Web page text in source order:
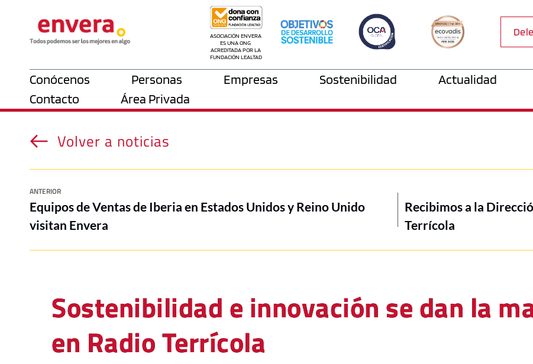
ASOCIACIÓN ENVERA
ES UNA ONG
ACREDITADA POR LA
FUNDACIÓN LEALTAD
Conócenos Personas Empresas Sostenibilidad Actualidad
Contacto
Área Privada
Volver a noticias
ANTERIOR
Equipos de Ventas de Iberia en Estados Unidos y Reino Unido
visitan Envera
Recibimos a la
Terrícola
Sostenibilidad e innovación se dan la
en Radio Terrícola